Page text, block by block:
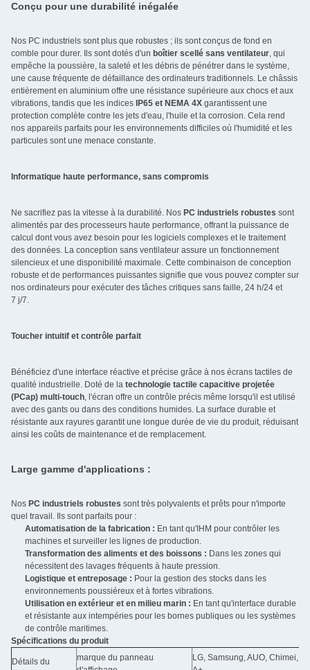
Conçu pour une durabilité inégalée
Nos PC industriels sont plus que robustes ; ils sont conçus de fond en
comble pour durer. Ils sont dotés d'un boîtier scellé sans ventilateur, qui
empêche la poussière, la saleté et les débris de pénétrer dans le système,
une cause fréquente de défaillance des ordinateurs traditionnels. Le châssis
entièrement en aluminium offre une résistance supérieure aux chocs et aux
vibrations, tandis que les indices IP65 et NEMA 4X garantissent une
protection complète contre les jets d'eau, l'huile et la corrosion. Cela rend
nos appareils parfaits pour les environnements difficiles où l'humidité et les
particules sont une menace constante.
Informatique haute performance, sans compromis
Ne sacrifiez pas la vitesse à la durabilité. Nos PC industriels robustes sont
alimentés par des processeurs haute performance, offrant la puissance de
calcul dont vous avez besoin pour les logiciels complexes et le traitement
des données. La conception sans ventilateur assure un fonctionnement
silencieux et une disponibilité maximale. Cette combinaison de conception
robuste et de performances puissantes signifie que vous pouvez compter sur
nos ordinateurs pour exécuter des tâches critiques sans faille, 24 h/24 et
7 j/7.
Toucher intuitif et contrôle parfait
Bénéficiez d'une interface réactive et précise grâce à nos écrans tactiles de
qualité industrielle. Doté de la technologie tactile capacitive projetée
(PCap) multi-touch, l'écran offre un contrôle précis même lorsqu'il est utilisé
avec des gants ou dans des conditions humides. La surface durable et
résistante aux rayures garantit une longue durée de vie du produit, réduisant
ainsi les coûts de maintenance et de remplacement.
Large gamme d'applications :
Nos PC industriels robustes sont très polyvalents et prêts pour n'importe
quel travail. Ils sont parfaits pour :
Automatisation de la fabrication : En tant qu'IHM pour contrôler les
machines et surveiller les lignes de production.
Transformation des aliments et des boissons : Dans les zones qui
nécessitent des lavages fréquents à haute pression.
Logistique et entreposage : Pour la gestion des stocks dans les
environnements poussiéreux et à fortes vibrations.
Utilisation en extérieur et en milieu marin : En tant qu'interface durable
et résistante aux intempéries pour les bornes publiques ou les systèmes
de contrôle maritimes.
Spécifications du produit
Détails du
marque du panneau
LG, Samsung, AUO, Chimei,